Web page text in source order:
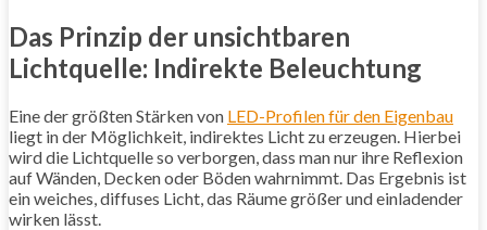
Das Prinzip der unsichtbaren
Lichtquelle: Indirekte Beleuchtung
Eine der größten Stärken von LED-Profilen für den Eigenbau
liegt in der Möglichkeit, indirektes Licht zu erzeugen. Hierbei
wird die Lichtquelle so verborgen, dass man nur ihre Reflexion
auf Wänden, Decken oder Böden wahrnimmt. Das Ergebnis ist
ein weiches, diffuses Licht, das Räume größer und einladender
wirken lässt.